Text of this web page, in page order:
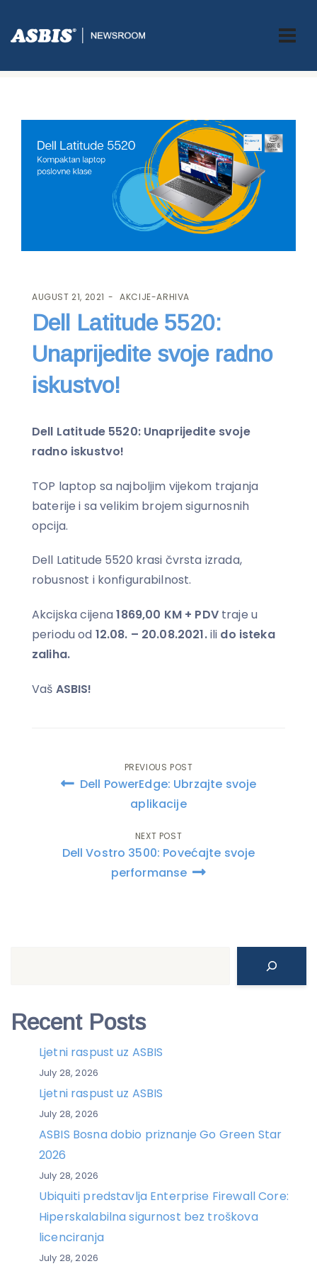
ASBIS.BA>AKCIJE-ARHIVA> DELL LATITUDE 5520: UNAPRIJEDITE
AUGUST 21, 2021 AKCIJE-ARHIVA
Dell Latitude 5520:
Unaprijedite svoje radno
iskustvo!
Dell Latitude 5520: Unaprijedite svoje
radno iskustvo!
TOP laptop sa najboljim vijekom trajanja
baterije i sa velikim brojem sigurnosnih
opcija.
Dell Latitude 5520 krasi čvrsta izrada,
robusnost i konfigurabilnost.
Akcijska cijena1869,00 KM + PDVtraje u
periodu od 12.08. – 20.08.2021.ili do isteka
zaliha.
Vaš ASBIS!
Post
navigation
PREVIOUS POST
Dell PowerEdge: Ubrzajte svoje
aplikacije
NEXT POST
Dell Vostro 3500: Povećajte svoje
performanse
Recent Posts
Ljetni raspust uz ASBIS
July 28, 2026
Ljetni raspust uz ASBIS
July 28, 2026
ASBIS Bosna dobio priznanje Go Green Star
2026
July 28, 2026
Ubiquiti predstavlja Enterprise Firewall Core:
Hiperskalabilna sigurnost bez troškova
licenciranja
July 28, 2026